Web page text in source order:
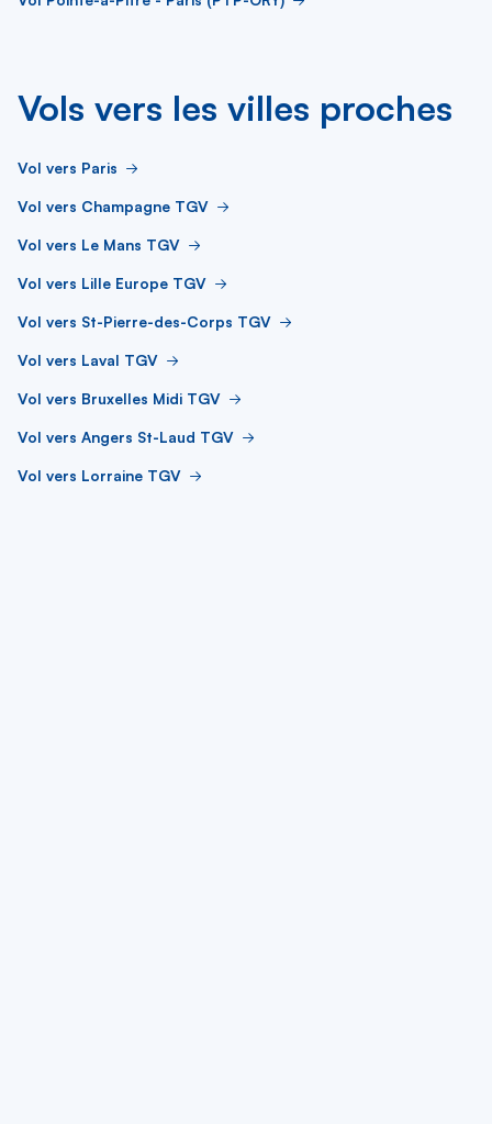
Vols vers les villes proches
Vol vers Paris
Vol vers Champagne TGV
Vol vers Le Mans TGV
Vol vers Lille Europe TGV
Vol vers St-Pierre-des-Corps TGV
Vol vers Laval TGV
Vol vers Bruxelles Midi TGV
Vol vers Angers St-Laud TGV
Vol vers Lorraine TGV